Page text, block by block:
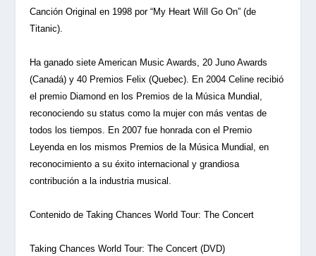
Canción Original en 1998 por “My Heart Will Go On” (de
Titanic).
Ha ganado siete American Music Awards, 20 Juno Awards
(Canadá) y 40 Premios Felix (Quebec). En 2004 Celine recibió
el premio Diamond en los Premios de la Música Mundial,
reconociendo su status como la mujer con más ventas de
todos los tiempos. En 2007 fue honrada con el Premio
Leyenda en los mismos Premios de la Música Mundial, en
reconocimiento a su éxito internacional y grandiosa
contribución a la industria musical.
Contenido de Taking Chances World Tour: The Concert
Taking Chances World Tour: The Concert (DVD)